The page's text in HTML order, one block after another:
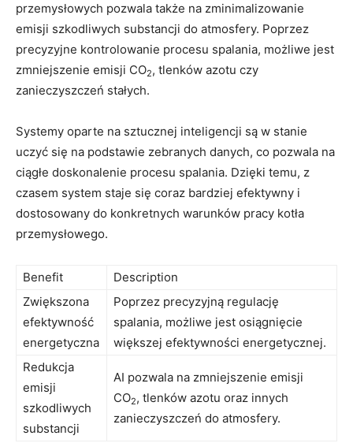
przemysłowych pozwala także ‍na zminimalizowanie
emisji szkodliwych​ substancji do​ atmosfery. Poprzez
precyzyjne kontrolowanie ⁢procesu spalania, możliwe‍ jest
zmniejszenie emisji CO2, tlenków azotu czy⁤
zanieczyszczeń​ stałych.
Systemy oparte‍ na sztucznej inteligencji ⁣są w ‍stanie⁤
uczyć się‌ na podstawie zebranych danych, co pozwala na⁢
ciągłe doskonalenie‌ procesu‍ spalania. Dzięki temu, z
czasem system staje się ⁢coraz bardziej⁢ efektywny i
dostosowany​ do konkretnych warunków⁤ pracy kotła
przemysłowego.
Benefit
Description
Zwiększona
efektywność
‍energetyczna
Poprzez precyzyjną regulację⁣
spalania, ⁤możliwe jest osiągnięcie
większej efektywności ‍energetycznej.
Redukcja
emisji
szkodliwych
substancji
AI pozwala na ⁣zmniejszenie emisji
CO2, tlenków azotu​ oraz‌ innych⁣
zanieczyszczeń ‍do atmosfery.